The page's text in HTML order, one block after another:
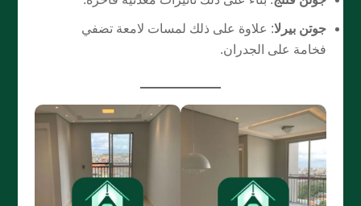
جوتن بيرلا: علاوة على ذلك لمسات لامعة تضفي
فخامة على الجدران.